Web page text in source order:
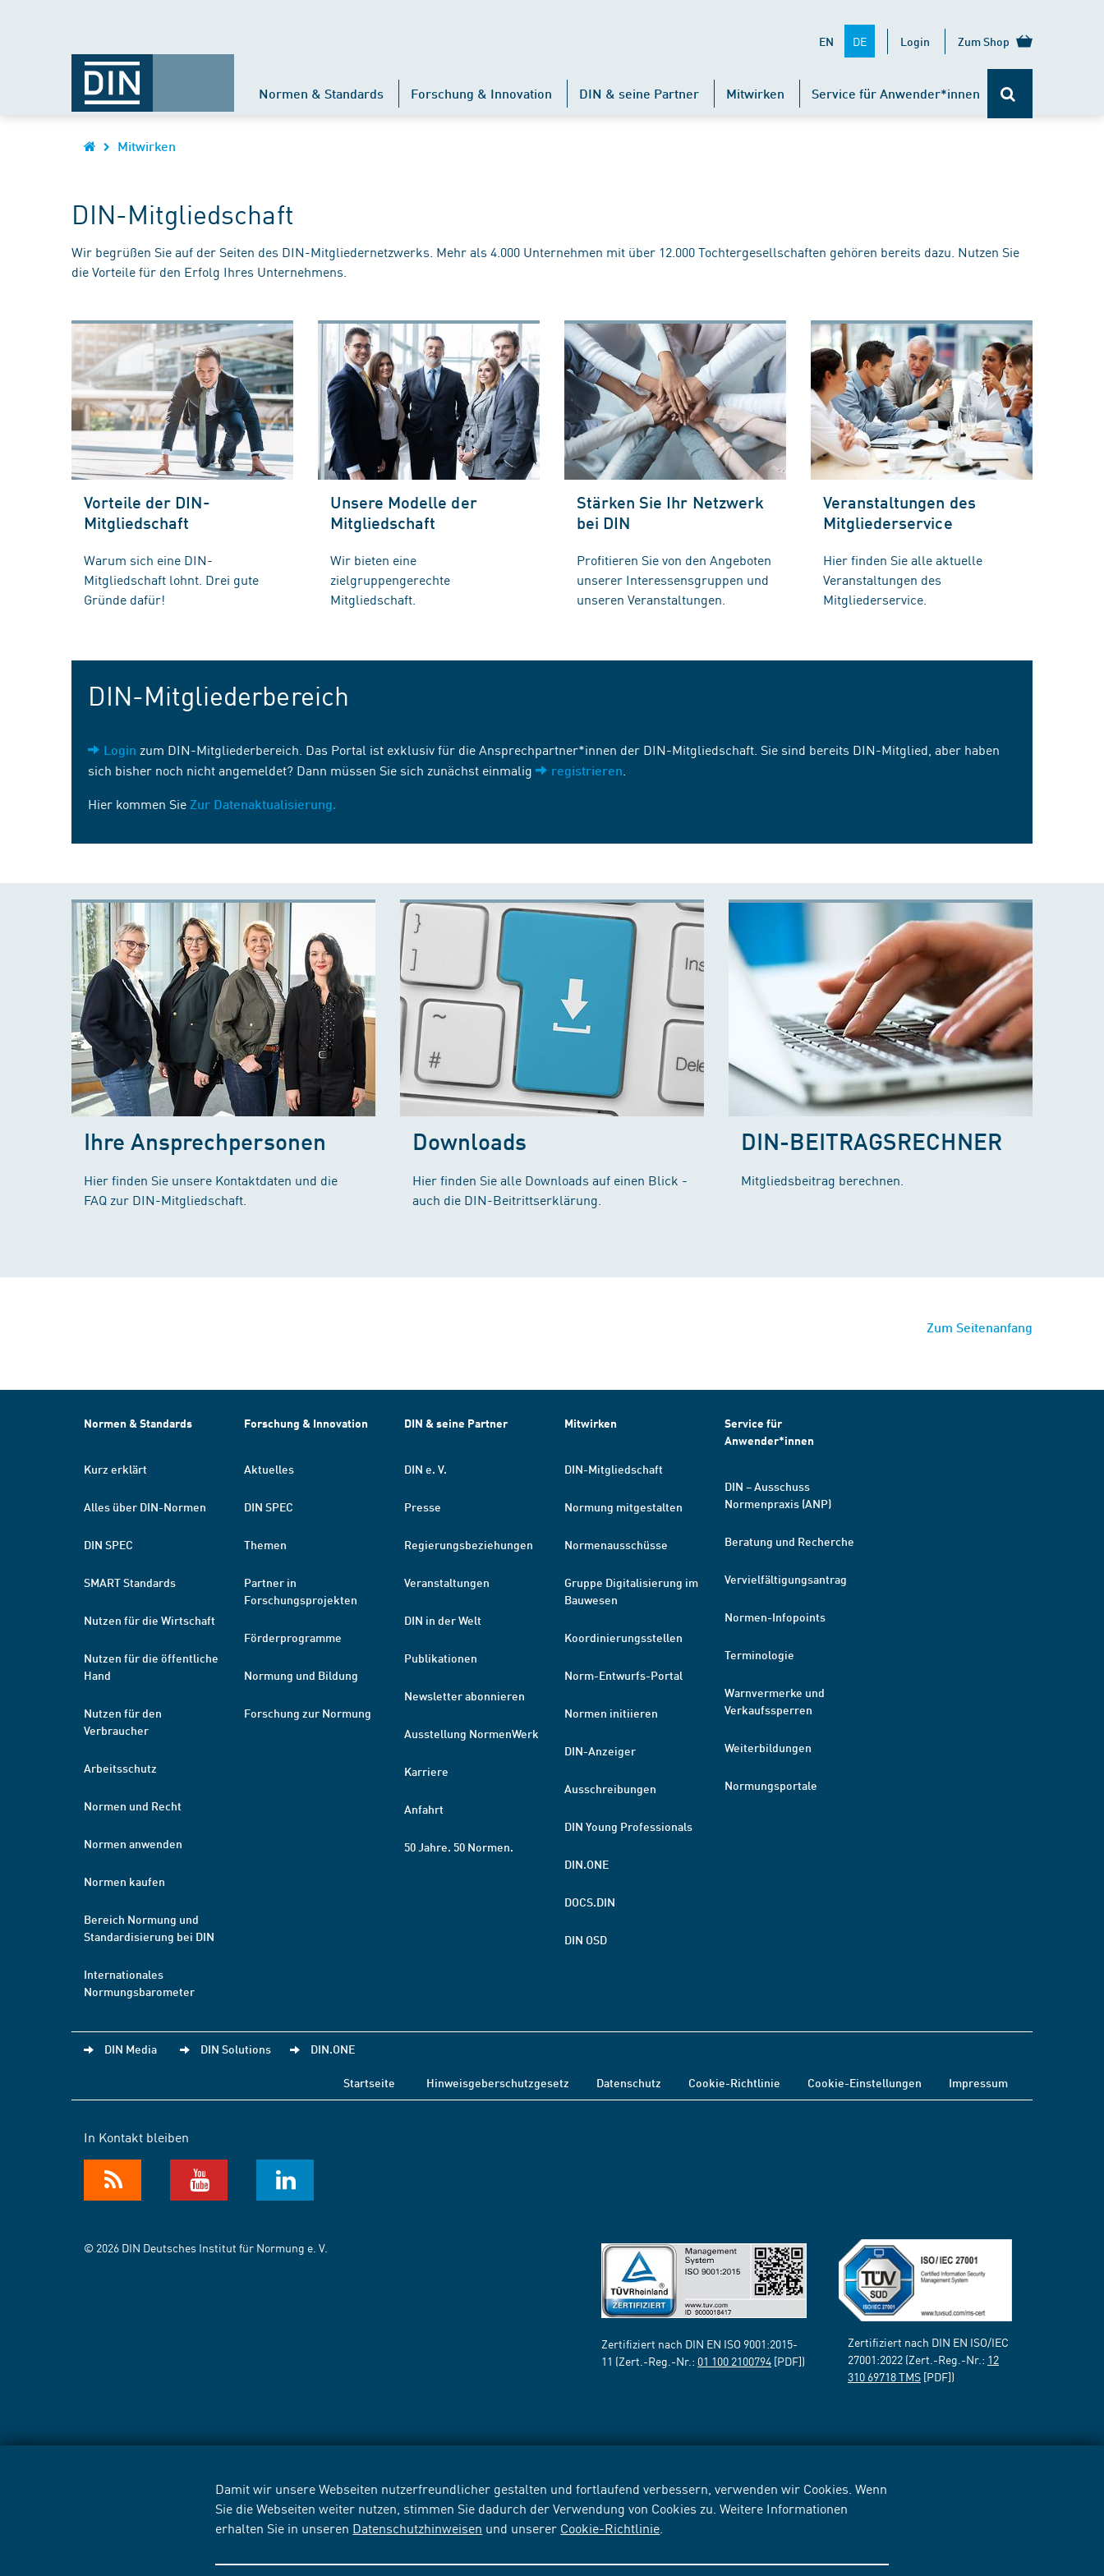
Damit wir unsere Webseiten nutzerfreundlicher gestalten und fortlaufend verbessern, verwenden wir Cookies. Wenn
Sie die Webseiten weiter nutzen, stimmen Sie dadurch der Verwendung von Cookies zu. Weitere Informationen
erhalten Sie in unseren Datenschutzhinweisen und unserer Cookie-Richtlinie
EN DE Login Zum Shop
Normen & Standards Forschung & Innovation DIN & seine Partner Mitwirken Service für Anwender*innen
Mitwirken
DIN-Mitgliedschaft
Wir begrüßen Sie auf der Seiten des DIN-Mitgliedernetzwerks. Mehr als 4.000 Unternehmen mit über 12.000 Tochtergesellschaften gehören bereits dazu. Nutzen Sie
die Vorteile für den Erfolg Ihres Unternehmens.
Vorteile der DIN-
Mitgliedschaft
Warum sich eine DIN-
Mitgliedschaft lohnt. Drei gute
Gründe dafür!
Unsere Modelle der
Mitgliedschaft
Wir bieten eine
zielgruppengerechte
Mitgliedschaft.
Stärken Sie Ihr Netzwerk
bei DIN
Profitieren Sie von den Angeboten
unserer Interessensgruppen und
unseren Veranstaltungen.
Veranstaltungen des
Mitgliederservice
Hier finden Sie alle aktuelle
Veranstaltungen des
Mitgliederservice.
DIN-Mitgliederbereich
Login zum DIN-Mitgliederbereich. Das Portal ist exklusiv für die Ansprechpartner*innen der DIN-Mitgliedschaft. Sie sind bereits DIN-Mitglied, aber haben
sich bisher noch nicht angemeldet? Dann müssen Sie sich zunächst einmalig
registrieren
Hier kommen Sie Zur Datenaktualisierung.
Ihre Ansprechpersonen
Hier finden Sie unsere Kontaktdaten und die
FAQ zur DIN-Mitgliedschaft.
Downloads
Hier finden Sie alle Downloads auf einen Blick -
auch die DIN-Beitrittserklärung.
DIN-BEITRAGSRECHNER
Mitgliedsbeitrag berechnen.
Zum Seitenanfang
Normen & Standards
Kurz erklärt
Alles über DIN-Normen
DIN SPEC
SMART Standards
Nutzen für die Wirtschaft
Nutzen für die öffentliche
Hand
Nutzen für den
Verbraucher
Arbeitsschutz
Normen und Recht
Normen anwenden
Normen kaufen
Bereich Normung und
Standardisierung bei DIN
Internationales
Normungsbarometer
Forschung & Innovation
Aktuelles
DIN SPEC
Themen
Partner in
Forschungsprojekten
Förderprogramme
Normung und Bildung
Forschung zur Normung
DIN & seine Partner
DIN e. V.
Presse
Regierungsbeziehungen
Veranstaltungen
DIN in der Welt
Publikationen
Newsletter abonnieren
Ausstellung NormenWerk
Karriere
Anfahrt
50 Jahre. 50 Normen.
Mitwirken
DIN-Mitgliedschaft
Normung mitgestalten
Normenausschüsse
Gruppe Digitalisierung im
Bauwesen
Koordinierungsstellen
Norm-Entwurfs-Portal
Normen initiieren
DIN-Anzeiger
Ausschreibungen
DIN Young Professionals
DIN.ONE
DOCS.DIN
DIN OSD
Service für
Anwender*innen
DIN – Ausschuss
Normenpraxis (ANP)
Beratung und Recherche
Vervielfältigungsantrag
Normen-Infopoints
Terminologie
Warnvermerke und
Verkaufssperren
Weiterbildungen
Normungsportale
DIN Media DIN Solutions DIN.ONE
Startseite Hinweisgeberschutzgesetz Datenschutz Cookie-Richtlinie Cookie-Einstellungen Impressum
In Kontakt bleiben
© 2026 DIN Deutsches Institut für Normung e. V.
Zertifiziert nach DIN EN ISO 9001:2015-
11 (Zert.-Reg.-Nr.: 01 100 2100794 [PDF])
Zertifiziert nach DIN EN ISO/IEC
27001:2022 (Zert.-Reg.-Nr.: 12
310 69718 TMS [PDF])